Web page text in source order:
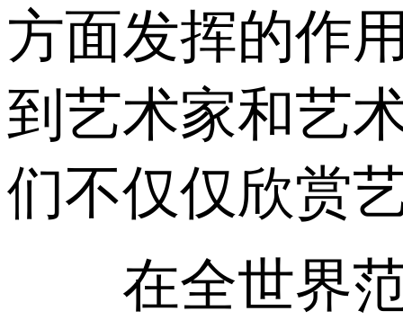
方面发挥的作
到艺术家和艺
们不仅仅欣赏
在全世界范